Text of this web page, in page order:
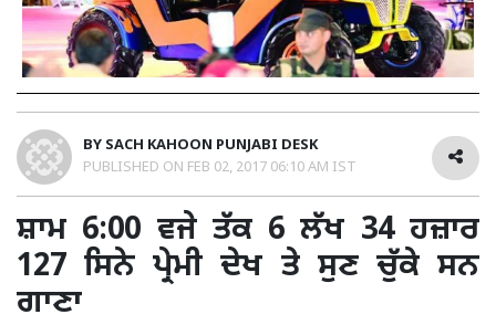
BY SACH KAHOON PUNJABI DESK
PUBLISHED ON FEB 02, 2017 06:10 AM IST
ਸ਼ਾਮ 6:00 ਵਜੇ ਤੱਕ 6 ਲੱਖ 34 ਹਜ਼ਾਰ
127 ਸਿਨੇ ਪ੍ਰੇਮੀ ਦੇਖ ਤੇ ਸੁਣ ਚੁੱਕੇ ਸਨ
ਗਾਣਾ